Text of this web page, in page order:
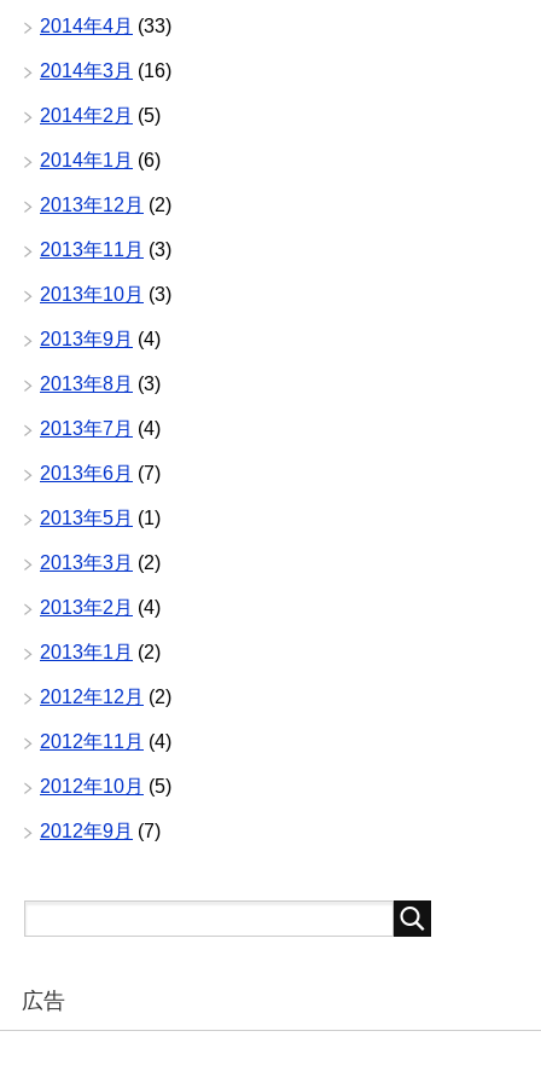
2014年4月 (33)
2014年3月 (16)
2014年2月 (5)
2014年1月 (6)
2013年12月 (2)
2013年11月 (3)
2013年10月 (3)
2013年9月 (4)
2013年8月 (3)
2013年7月 (4)
2013年6月 (7)
2013年5月 (1)
2013年3月 (2)
2013年2月 (4)
2013年1月 (2)
2012年12月 (2)
2012年11月 (4)
2012年10月 (5)
2012年9月 (7)
広告